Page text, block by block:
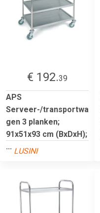
€ 192.39
APS
Serveer-/transportwa
gen 3 planken;
91x51x93 cm (BxDxH);
... LUSINI